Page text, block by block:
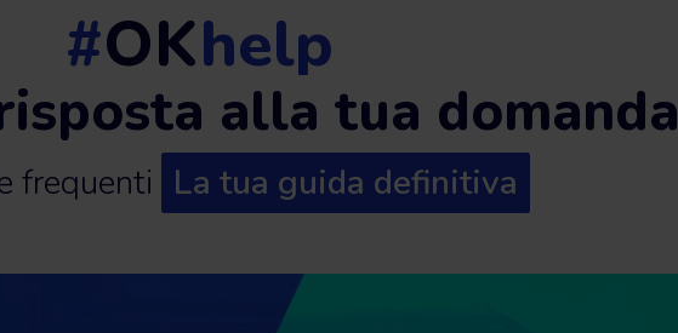
#OKhelp
alla tua domanda
frequenti La tua guida definitiva